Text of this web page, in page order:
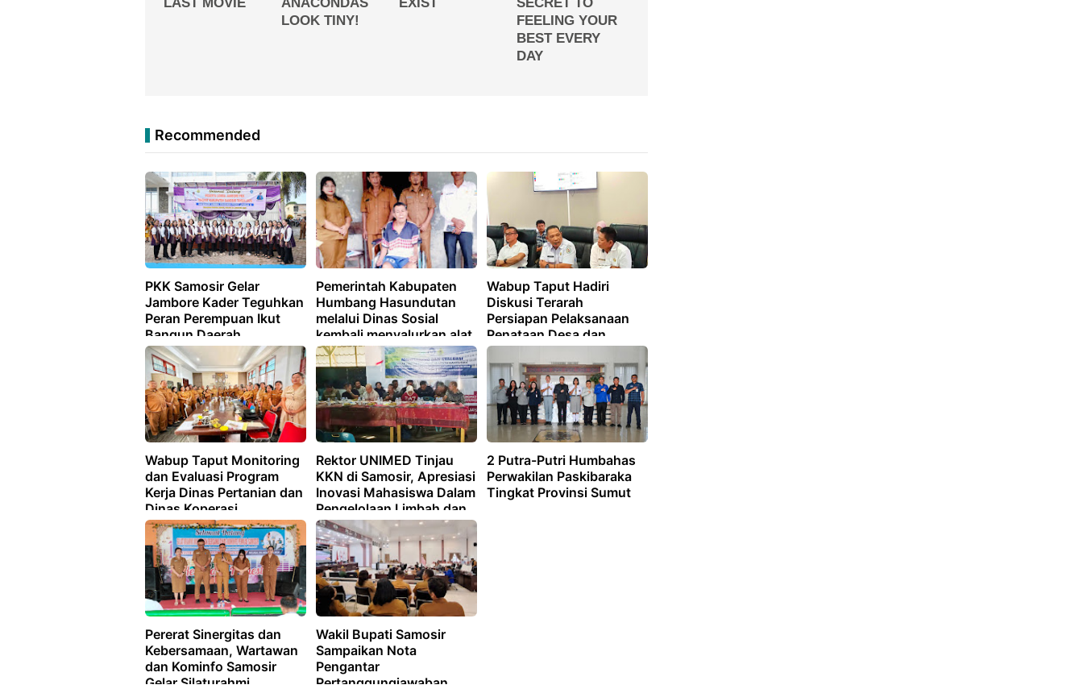
Recommended
PKK Samosir Gelar
Jambore Kader Teguhkan
Peran Perempuan Ikut
Bangun Daerah
Pemerintah Kabupaten
Humbang Hasundutan
melalui Dinas Sosial
kembali menyalurkan alat
bantu bagi masyarakat
yang membutuhkan.
Wabup Taput Hadiri
Diskusi Terarah
Persiapan Pelaksanaan
Penataan Desa dan
Penegasan Batas Desa
Wabup Taput Monitoring
dan Evaluasi Program
Kerja Dinas Pertanian dan
Dinas Koperasi
Rektor UNIMED Tinjau
KKN di Samosir, Apresiasi
Inovasi Mahasiswa Dalam
Pengelolaan Limbah dan
Pertanian Ramah
Lingkungan
2 Putra-Putri Humbahas
Perwakilan Paskibaraka
Tingkat Provinsi Sumut
Pererat Sinergitas dan
Kebersamaan, Wartawan
dan Kominfo Samosir
Gelar Silaturahmi
Wakil Bupati Samosir
Sampaikan Nota
Pengantar
Pertanggungjawaban